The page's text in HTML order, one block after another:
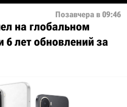
Позавчера в 09:46
на глобальном
6 лет обновлений за